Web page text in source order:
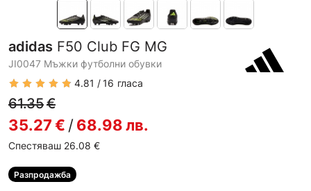
adidas F50 Club FG MG
JI0047 Мъжки футболни обувки
4.81
16 гласа
61.35€
35.27€ /68.98лв.
Спестяваш 26.08 €
Разпродажба